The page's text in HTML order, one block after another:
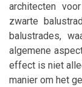
architecten
zwarte
balustrades,
algemene
effect is niet
manier om het